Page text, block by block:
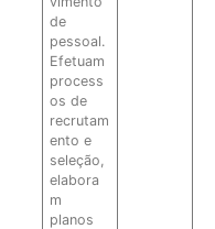
de
pessoal.
Efetuam
process
os de
recrutam
ento e
seleção,
elabora
m
planos